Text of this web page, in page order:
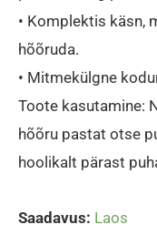
• Komplektis käsn,
hõõruda.
• Mitmekülgne
Toote kasutamine:
hõõru pastat otse
hoolikalt pärast
Saadavus: Laos